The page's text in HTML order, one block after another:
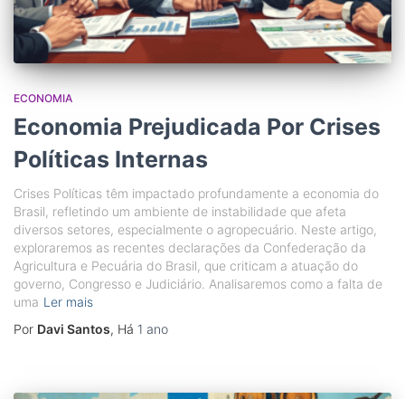
ECONOMIA
Economia Prejudicada Por Crises
Políticas Internas
Crises Políticas têm impactado profundamente a economia do
Brasil, refletindo um ambiente de instabilidade que afeta
diversos setores, especialmente o agropecuário. Neste artigo,
exploraremos as recentes declarações da Confederação da
Agricultura e Pecuária do Brasil, que criticam a atuação do
governo, Congresso e Judiciário. Analisaremos como a falta de
uma Ler mais
Por Davi Santos, Há 1 ano